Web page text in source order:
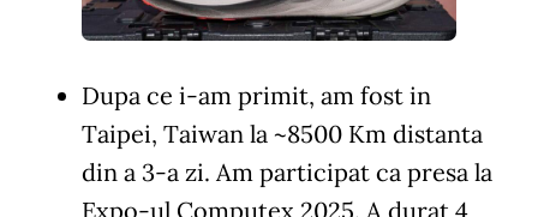
Dupa ce i-am primit, am fost in
Taipei, Taiwan la ~8500 Km distanta
din a 3-a zi. Am participat ca presa la
Expo-ul Computex 2025. A durat 4